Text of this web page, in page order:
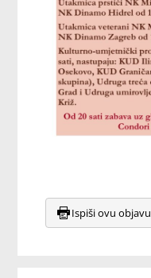
Ispiši ovu objavu